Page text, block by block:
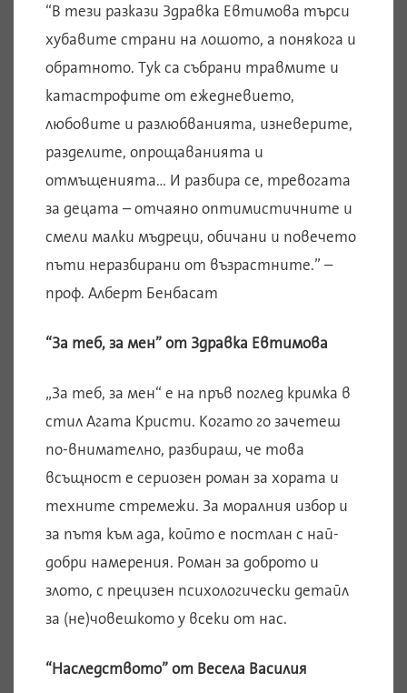
“В тези разкази Здравка Евтимова търси
хубавите страни на лошото, а понякога и
обратното. Тук са събрани травмите и
катастрофите от ежедневието,
любовите и разлюбванията, изневерите,
разделите, опрощаванията и
отмъщенията… И разбира се, тревогата
за децата – отчаяно оптимистичните и
смели малки мъдреци, обичани и повечето
пъти неразбирани от възрастните.” –
проф. Алберт Бенбасат
“За теб, за мен” от Здравка Евтимова
„За теб, за мен“ е на пръв поглед кримка в
стил Агата Кристи. Когато го зачетеш
по-внимателно, разбираш, че това
всъщност е сериозен роман за хората и
техните стремежи. За моралния избор и
за пътя към ада, който е постлан с най-
добри намерения. Роман за доброто и
злото, с прецизен психологически детайл
за (не)човешкото у всеки от нас.
“Наследството” от Весела Василия